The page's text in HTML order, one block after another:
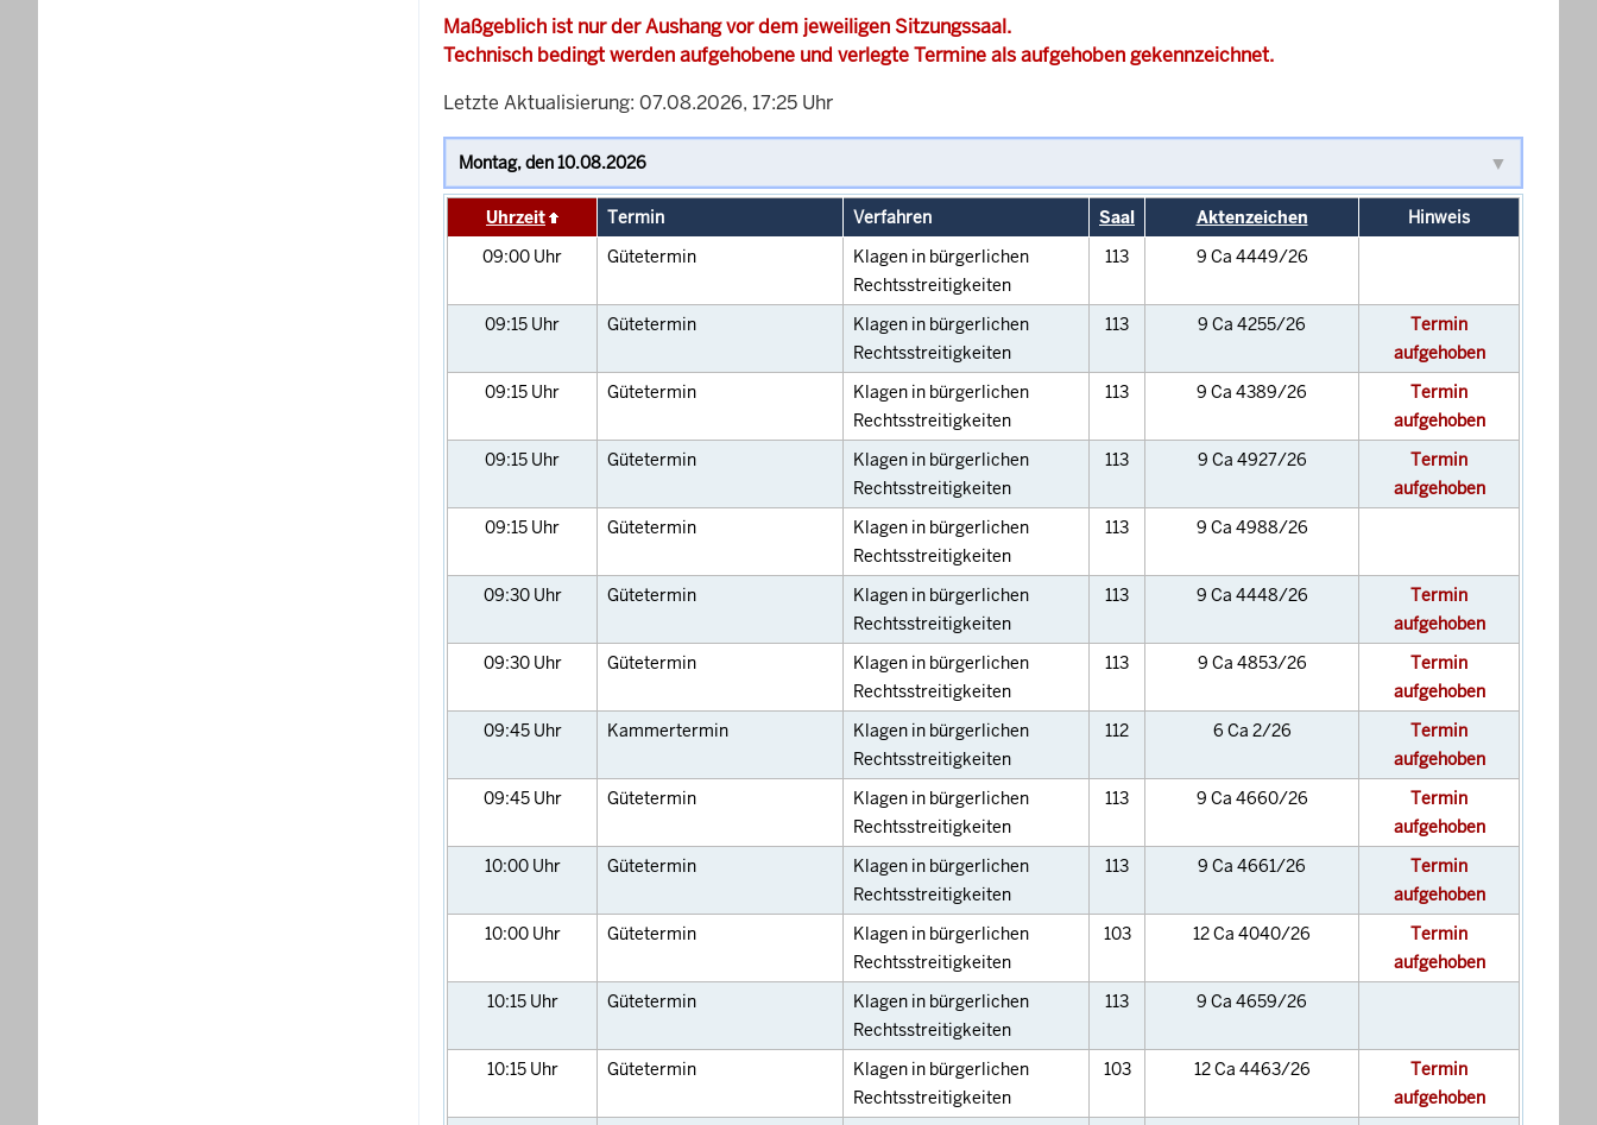
Maßgeblich ist nur der Aushang vor dem jeweiligen Sitzungssaal.
Technisch bedingt werden aufgehobene und verlegte Termine als aufgehoben gekennzeichnet.
Letzte Aktualisierung: 07.08.2026, 17:25 Uhr
Uhrzeit Termin Verfahren Saal Aktenzeichen
Hinweis
09:00 Uhr Gütetermin
Klagen in bürgerlichen
Rechtsstreitigkeiten
113 9 Ca 4449/26
09:15 Uhr Gütetermin
Klagen in bürgerlichen
Rechtsstreitigkeiten
113 9 Ca 4255/26
Termin
aufgehoben
09:15 Uhr Gütetermin
Klagen in bürgerlichen
Rechtsstreitigkeiten
113 9 Ca 4389/26
Termin
aufgehoben
09:15 Uhr Gütetermin
Klagen in bürgerlichen
Rechtsstreitigkeiten
113 9 Ca 4927/26
Termin
aufgehoben
09:15 Uhr Gütetermin
Klagen in bürgerlichen
Rechtsstreitigkeiten
113 9 Ca 4988/26
09:30 Uhr Gütetermin
Klagen in bürgerlichen
Rechtsstreitigkeiten
113 9 Ca 4448/26
Termin
aufgehoben
09:30 Uhr Gütetermin
Klagen in bürgerlichen
Rechtsstreitigkeiten
113 9 Ca 4853/26
Termin
aufgehoben
09:45 Uhr Kammertermin
Klagen in bürgerlichen
Rechtsstreitigkeiten
112 6 Ca 2/26
Termin
aufgehoben
09:45 Uhr Gütetermin
Klagen in bürgerlichen
Rechtsstreitigkeiten
113 9 Ca 4660/26
Termin
aufgehoben
10:00 Uhr Gütetermin
Klagen in bürgerlichen
Rechtsstreitigkeiten
113 9 Ca 4661/26
Termin
aufgehoben
10:00 Uhr Gütetermin
Klagen in bürgerlichen
Rechtsstreitigkeiten
103 12 Ca 4040/26
Termin
aufgehoben
10:15 Uhr Gütetermin
Klagen in bürgerlichen
Rechtsstreitigkeiten
113 9 Ca 4659/26
10:15 Uhr Gütetermin
Klagen in bürgerlichen
Rechtsstreitigkeiten
103 12 Ca 4463/26
Termin
aufgehoben